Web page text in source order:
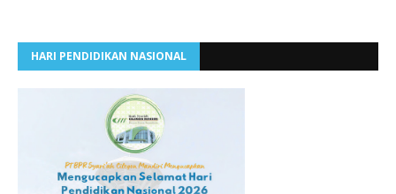
HARI PENDIDIKAN NASIONAL